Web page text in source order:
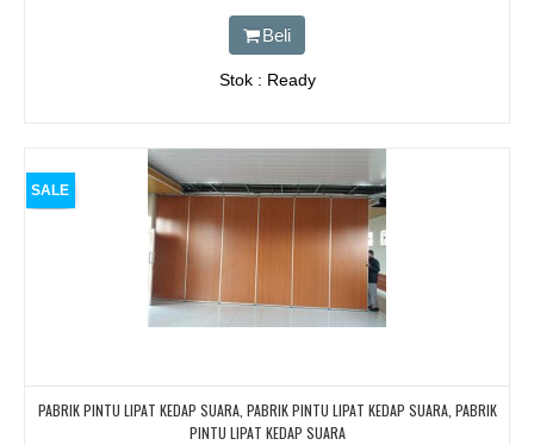
Beli
Stok : Ready
SALE
PABRIK PINTU LIPAT KEDAP SUARA, PABRIK PINTU LIPAT KEDAP SUARA, PABRIK
PINTU LIPAT KEDAP SUARA